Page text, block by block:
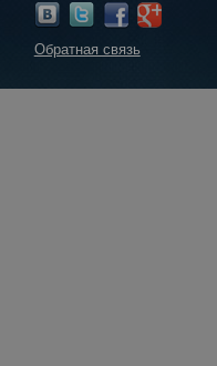
Обратная связь